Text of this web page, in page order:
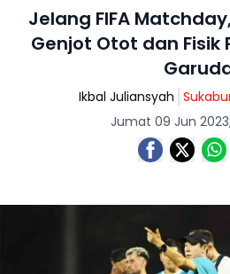
Jelang FIFA
Genjot Otot dan Fisik
Ikbal Juliansyah
Jumat 09 Jun 2023,